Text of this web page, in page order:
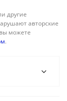
другие
авторские
можете
.